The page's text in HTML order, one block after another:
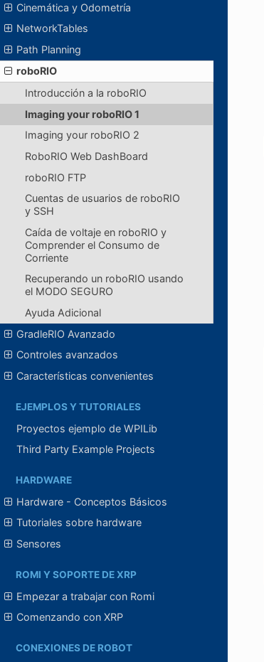
Cinemática y Odometría
NetworkTables
Path Planning
roboRIO
Introducción a la roboRIO
Imaging your roboRIO 1
Imaging your roboRIO 2
RoboRIO Web DashBoard
roboRIO FTP
Cuentas de usuarios de roboRIO
y SSH
Caída de voltaje en roboRIO y
Comprender el Consumo de
Corriente
Recuperando un roboRIO usando
el MODO SEGURO
Ayuda Adicional
GradleRIO Avanzado
Controles avanzados
Características convenientes
EJEMPLOS Y TUTORIALES
Proyectos ejemplo de WPILib
Third Party Example Projects
HARDWARE
Hardware - Conceptos Básicos
Tutoriales sobre hardware
Sensores
ROMI Y SOPORTE DE XRP
Empezar a trabajar con Romi
Comenzando con XRP
CONEXIONES DE ROBOT